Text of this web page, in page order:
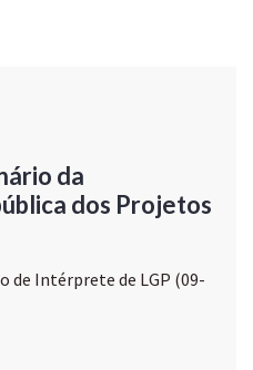
da
dos Projetos
de Intérprete de LGP (09-